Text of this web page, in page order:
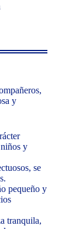
y
y
se
pequeño y
tranquila,